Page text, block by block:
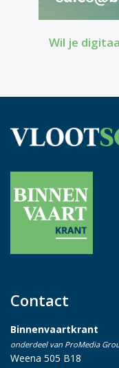
Wil je
Contact
Binnenvaartkrant
onderdeel van ProMedia
Weena 505 B18